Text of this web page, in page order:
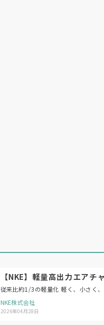
【NKE】軽量高出力エア
従来比約1/3の軽量化 軽く、小さく
NKE株式会社
2026年04月28日